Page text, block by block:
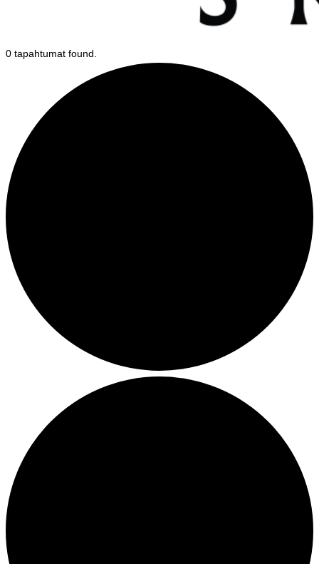
0 tapahtumat found.